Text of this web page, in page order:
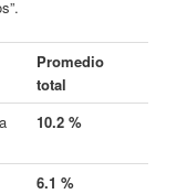
Promedio
total
10.2 %
6.1 %